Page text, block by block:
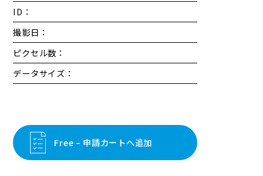
ID：
撮影日：
ピクセル数：
データサイズ：
Free – 申請カートへ追加